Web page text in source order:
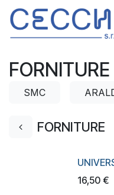
Passa al contenuto
FORNITURE
SMC
FORNITURE
16,50 €